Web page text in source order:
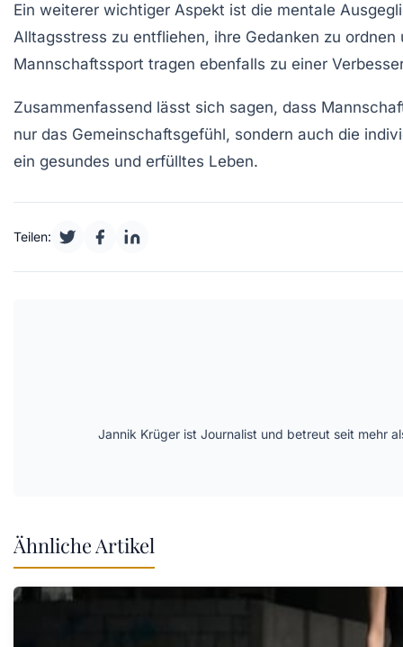
Ein weiterer wichtiger Aspekt ist die mentale
Alltagsstress zu entfliehen, ihre Gedanken zu
Mannschaftssport tragen ebenfalls zu einer
Zusammenfassend lässt sich sagen, dass
nur das Gemeinschaftsgefühl, sondern auch die
ein gesundes und erfülltes Leben.
Teilen:
Jannik Krüger ist Journalist und betreut seit mehr
Ähnliche Artikel